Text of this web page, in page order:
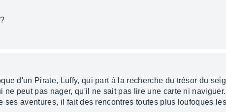
d'un Pirate, Luffy, qui part à la recherche du trésor du
ne peut pas nager, qu'il ne sait pas lire une carte ni
ses aventures, il fait des rencontres toutes plus loufoques